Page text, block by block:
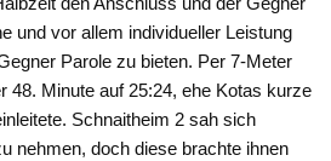
und vor allem individueller Leistung
Parole zu bieten. Per 7-Meter
48. Minute auf 25:24, ehe Kotas kurze
Schnaitheim 2 sah sich
nehmen, doch diese brachte ihnen